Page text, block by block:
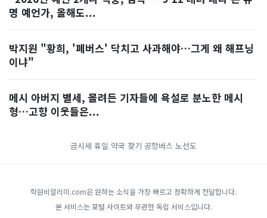
명 예언가, 올해도...
박지원 "황희, '폐버스' 닥치고 사과해야…그게 왜 해프닝
이냐"
메시 아버지 별세, 몰려든 기자들에 욕설로 분노한 메시
형…고향 이웃들은...
금시세 휴일 약국 찾기 공항버스 노선도
학원비알리미.com은 원하는 소식을 가장 빠르고 정확하게 전달합니다.
본 서비스는 포털 사이트와 무관한 독립 서비스입니다.